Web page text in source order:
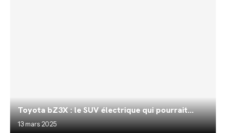
Toyota bZ3X : le SUV électrique qui pourrait...
13 mars 2025